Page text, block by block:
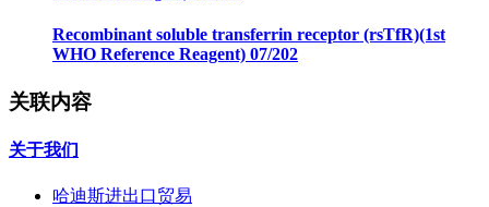
Recombinant soluble transferrin receptor (rsTfR)(1st
WHO Reference Reagent) 07/202
关联内容
关于我们
哈迪斯进出口贸易